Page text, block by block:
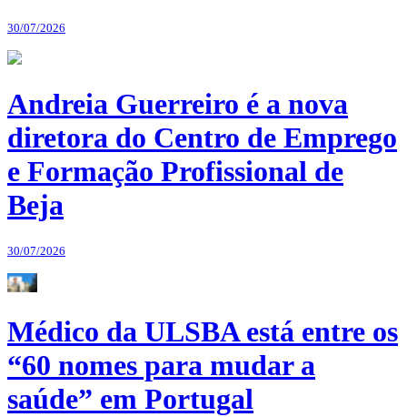
30/07/2026
Andreia Guerreiro é a nova
diretora do Centro de Emprego
e Formação Profissional de
Beja
30/07/2026
Médico da ULSBA está entre os
“60 nomes para mudar a
saúde” em Portugal